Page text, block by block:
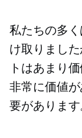
私たちの多
け取りまし
トはあまり
非常に価値
要があります